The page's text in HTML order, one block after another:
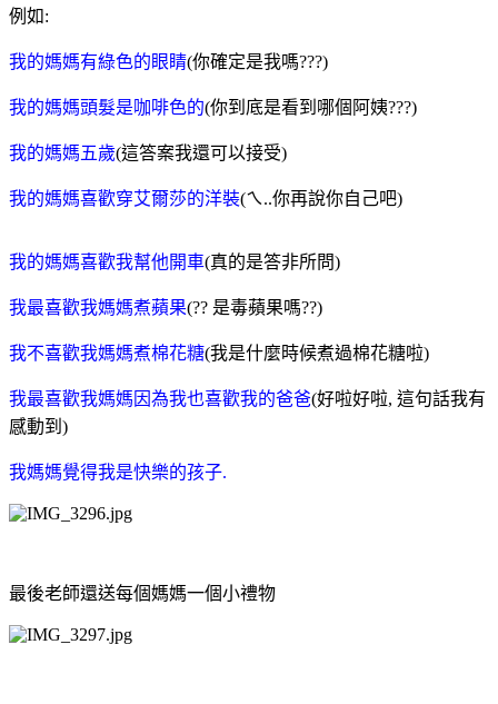
例如:
我的媽媽有綠色的眼睛(你確定是我嗎???)
我的媽媽頭髮是咖啡色的(你到底是看到哪個阿姨???)
我的媽媽五歲(這答案我還可以接受)
我的媽媽喜歡穿艾爾莎的洋裝(ㄟ..你再說你自己吧)
我的媽媽喜歡我幫他開車(真的是答非所問)
我最喜歡我媽媽煮蘋果(?? 是毒蘋果嗎??)
我不喜歡我媽媽煮棉花糖(我是什麼時候煮過棉花糖啦)
我最喜歡我媽媽因為我也喜歡我的爸爸(好啦好啦, 這句話我有
感動到)
我媽媽覺得我是快樂的孩子.
最後老師還送每個媽媽一個小禮物